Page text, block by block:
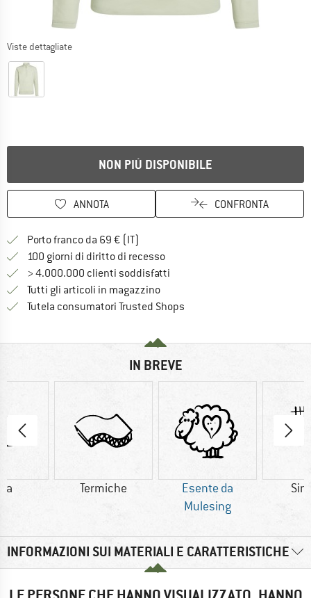
Viste dettagliate
NON PIÙ DISPONIBILE
ANNOTA CONFRONTA
Porto franco da 69 € (IT)
100 giorni di diritto di recessoVai alla politica di recesso qui
> 4.000.000 clienti soddisfatti
Tutti gli articoli in magazzino
Tutela consumatori Trusted Shops
IN BREVE
Termiche
Esente da
Mulesing
INFORMAZIONI SUI MATERIALI E CARATTERISTICHE